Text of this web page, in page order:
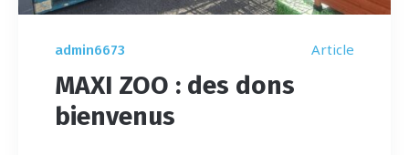
admin6673 Article
MAXI ZOO : des dons
bienvenus